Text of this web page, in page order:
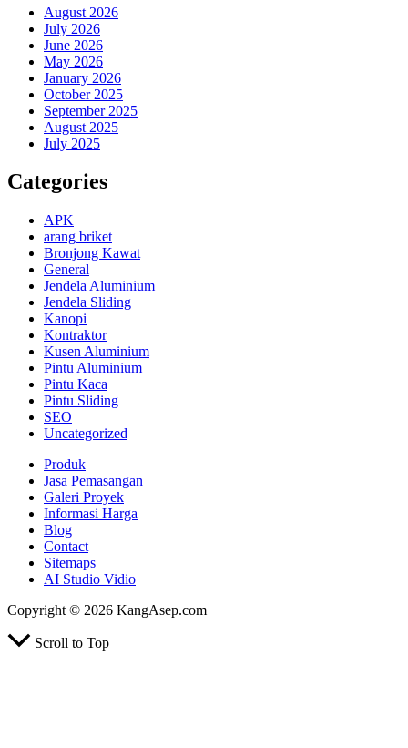
August 2026
July 2026
June 2026
May 2026
January 2026
October 2025
September 2025
August 2025
July 2025
Categories
APK
arang briket
Bronjong Kawat
General
Jendela Aluminium
Jendela Sliding
Kanopi
Kontraktor
Kusen Aluminium
Pintu Aluminium
Pintu Kaca
Pintu Sliding
SEO
Uncategorized
Produk
Jasa Pemasangan
Galeri Proyek
Informasi Harga
Blog
Contact
Sitemaps
AI Studio Vidio
Copyright © 2026 KangAsep.com
Scroll to Top